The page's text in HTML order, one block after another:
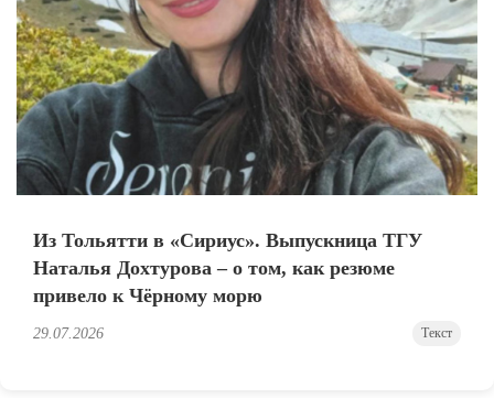
Из Тольятти в «Сириус». Выпускница ТГУ
Наталья Дохтурова – о том, как резюме
привело к Чёрному морю
29.07.2026 Текст